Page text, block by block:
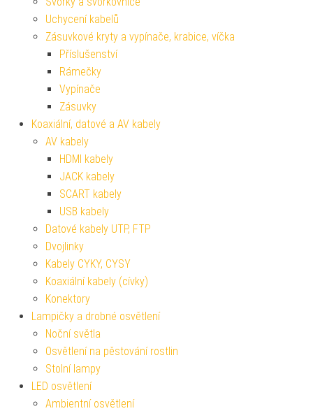
Uchycení kabelů
Zásuvkové kryty a vypínače, krabice, víčka
Příslušenství
Rámečky
Vypínače
Zásuvky
Koaxiální, datové a AV kabely
AV kabely
HDMI kabely
JACK kabely
SCART kabely
USB kabely
Datové kabely UTP, FTP
Dvojlinky
Kabely CYKY, CYSY
Koaxiální kabely (cívky)
Konektory
Lampičky a drobné osvětlení
Noční světla
Osvětlení na pěstování rostlin
Stolní lampy
LED osvětlení
Ambientní osvětlení